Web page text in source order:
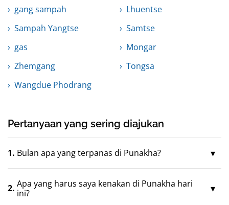
gang sampah
Lhuentse
Sampah Yangtse
Samtse
gas
Mongar
Zhemgang
Tongsa
Wangdue Phodrang
Pertanyaan yang sering diajukan
1. Bulan apa yang terpanas di Punakha?
2. Apa yang harus saya kenakan di Punakha hari
ini?